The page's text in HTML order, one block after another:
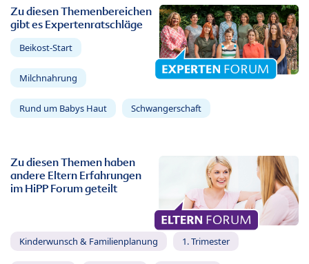
Zu diesen Themenbereichen
gibt es Expertenratschläge
Beikost-Start
Milchnahrung
Rund um Babys Haut Schwangerschaft
Zu diesen Themen haben
andere Eltern Erfahrungen
im HiPP Forum geteilt
Kinderwunsch & Familienplanung 1. Trimester